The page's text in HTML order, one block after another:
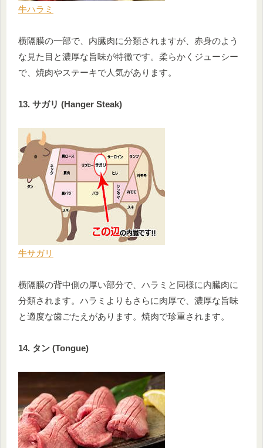
牛ハラミ
横隔膜の一部で、内臓肉に分類されますが、赤身のよう
な見た目と濃厚な旨味が特徴です。柔らかくジューシー
で、焼肉やステーキで人気があります。
13. サガリ (Hanger Steak)
牛サガリ
横隔膜の背中側の厚い部分で、ハラミと同様に内臓肉に
分類されます。ハラミよりもさらに肉厚で、濃厚な旨味
と適度な歯ごたえがあります。焼肉で珍重されます。
14. タン (Tongue)